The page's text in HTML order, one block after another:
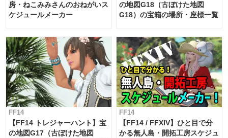
房・ねこみみさんのおねがいス
ケジュールメーカー
の地図G18（古ぼけた地図
G18）の宝箱の場所・座標一覧
FF14
【FF14 トレジャーハント】宝
の地図G17（古ぼけた地図
FF14
【FF14 / FFXIV】ひと目で分
かる無人島・開拓工房スケジュ